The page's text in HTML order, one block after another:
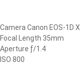
Camera Canon EOS-1D X
Focal Length 35mm
Aperture ƒ/1.4
ISO 800